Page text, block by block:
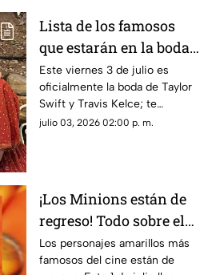
Lista de los famosos
que estarán en la boda
de Taylor Swift y
Travis Kelce en Nueva
York
Este viernes 3 de julio es
oficialmente la boda de Taylor
Swift y Travis Kelce; te
contamos lo que se sabe de
julio 03, 2026 02:00 p. m.
¡Los Minions están de
regreso! Todo sobre el
estreno hoy 1 de julio
Los personajes amarillos más
famosos del cine están de